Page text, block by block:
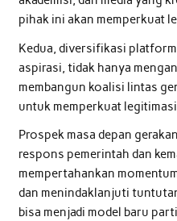
pihak ini akan memperkuat
Kedua, diversifikasi
aspirasi, tidak hanya
membangun koalisi lintas
untuk memperkuat
Prospek masa depan
respons pemerintah dan
mempertahankan
dan menindaklanjuti
bisa menjadi model baru